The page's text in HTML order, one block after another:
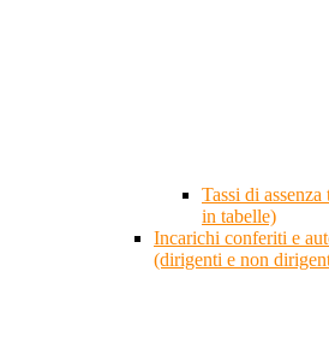
Tassi di
in tabelle)
Incarichi conferiti e
(dirigenti e non